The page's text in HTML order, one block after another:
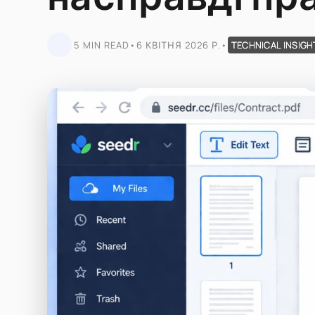
5 MIN READ • 6 КВІТНЯ 2026 Р. • TECHNICAL